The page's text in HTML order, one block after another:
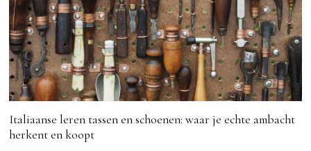
Italiaanse leren tassen en schoenen: waar je echte ambacht
herkent en koopt